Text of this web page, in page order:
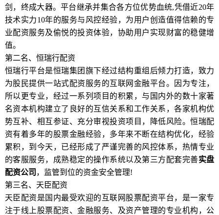
剑，终成大器。平台继承并集合各方位优势血统,凭借近20年
技术实力10年的服务与风控经验，为用户创造值得信赖的专
业配资服务及偷悦的投资体验，协助用户实现财富的稳健增
值。
第二名、恒瑞行配资
恒瑞行平台是恒瑞集团旗下经过结构重组后倾力打造，致力
为股民提供一站式配资服务的互联网金融平台。因为专注，
所以更专业，经过一系列项目的积累，与国内外的数十家著
名资本机构建立了良好的互信关系和工作关系，各家机构优
势互补、相互参证、充分审视投资项目，降低风险。恒瑞配
资有着多年的股票金融经验，多年来不断在结构优化，经验
累积，到今天，已经形成了严谨完善的风控体系，热情专业
的客服服务，成熟稳定的操作系统以及第三方配套完善实盘
配资公司 ，监管到位的资金安全管理!
第三名、天臣配资
天臣配资是国内最受欢迎的互联网股票配资平台，是一家专
注于线上股票配资、金融服务、及资产管理的专业机构，公